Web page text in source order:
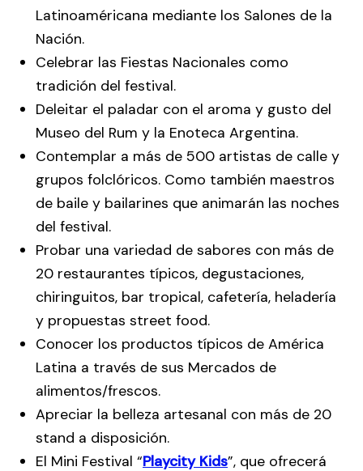
Latinoaméricana mediante los Salones de la
Nación.
Celebrar las Fiestas Nacionales como
tradición del festival.
Deleitar el paladar con el aroma y gusto del
Museo del Rum y la Enoteca Argentina.
Contemplar a más de 500 artistas de calle y
grupos folclóricos. Como también maestros
de baile y bailarines que animarán las noches
del festival.
Probar una variedad de sabores con más de
20 restaurantes típicos, degustaciones,
chiringuitos, bar tropical, cafetería, heladería
y propuestas street food.
Conocer los productos típicos de América
Latina a través de sus Mercados de
alimentos/frescos.
Apreciar la belleza artesanal con más de 20
stand a disposición.
El Mini Festival “Playcity Kids”, que ofrecerá